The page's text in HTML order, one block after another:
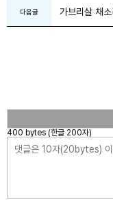
다음글 가브리살 채
400 bytes (한글 200자)